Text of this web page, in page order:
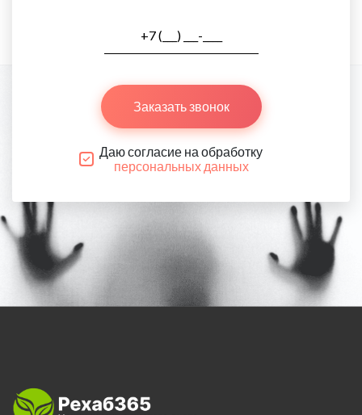
Заказать звонок
Даю согласие на обработку
персональных данных